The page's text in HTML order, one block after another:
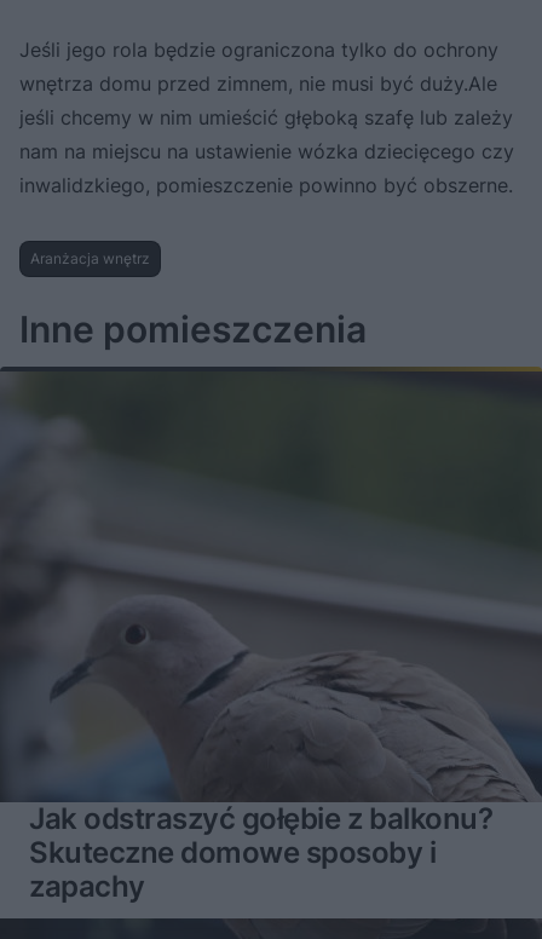
Jeśli jego rola będzie ograniczona tylko do ochrony
wnętrza domu przed zimnem, nie musi być duży.Ale
jeśli chcemy w nim umieścić głęboką szafę lub zależy
nam na miejscu na ustawienie wózka dziecięcego czy
inwalidzkiego, pomieszczenie powinno być obszerne.
Aranżacja wnętrz
Inne pomieszczenia
Jak odstraszyć gołębie z balkonu?
Skuteczne domowe sposoby i
zapachy